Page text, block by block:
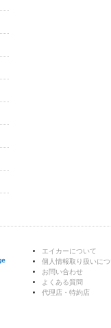
エイカーについて
個人情報取り扱いに
お問い合わせ
よくある質問
代理店・特約店